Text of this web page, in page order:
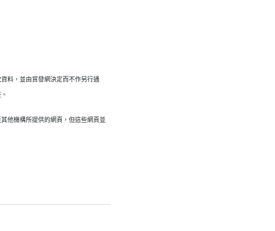
料，並由貿發網決定而不作另行通
他機構所提供的網頁，但這些網頁並